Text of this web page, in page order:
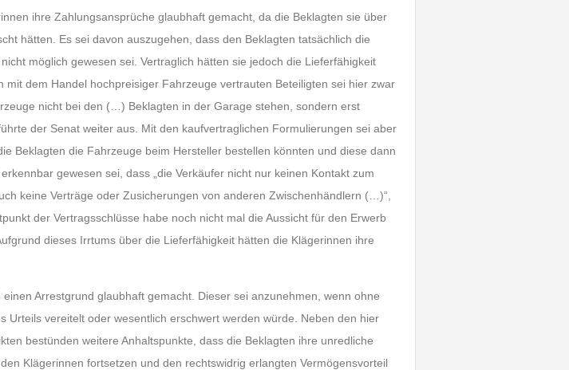
ihre Zahlungsansprüche glaubhaft gemacht, da die Beklagten sie über
hätten. Es sei davon auszugehen, dass den Beklagten tatsächlich die
möglich gewesen sei. Vertraglich hätten sie jedoch die Lieferfähigkeit
mit dem Handel hochpreisiger Fahrzeuge vertrauten Beteiligten sei hier zwar
nicht bei den (…) Beklagten in der Garage stehen, sondern erst
der Senat weiter aus. Mit den kaufvertraglichen Formulierungen sei aber
Beklagten die Fahrzeuge beim Hersteller bestellen könnten und diese dann
gewesen sei, dass „die Verkäufer nicht nur keinen Kontakt zum
keine Verträge oder Zusicherungen von anderen Zwischenhändlern (…)“,
der Vertragsschlüsse habe noch nicht mal die Aussicht für den Erwerb
dieses Irrtums über die Lieferfähigkeit hätten die Klägerinnen ihre
Arrestgrund glaubhaft gemacht. Dieser sei anzunehmen, wenn ohne
Urteils vereitelt oder wesentlich erschwert werden würde. Neben den hier
bestünden weitere Anhaltspunkte, dass die Beklagten ihre unredliche
Klägerinnen fortsetzen und den rechtswidrig erlangten Vermögensvorteil